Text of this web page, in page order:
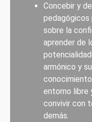
Concebir y
pedagógicos
sobre la
aprender de
armónico y
entorno libre
convivir con
demás.